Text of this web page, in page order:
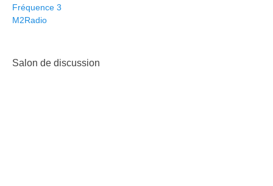
Fréquence 3
M2Radio
Salon de discussion